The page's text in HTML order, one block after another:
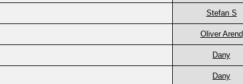
Stefan S
Oliver Arend
Dany
Dany